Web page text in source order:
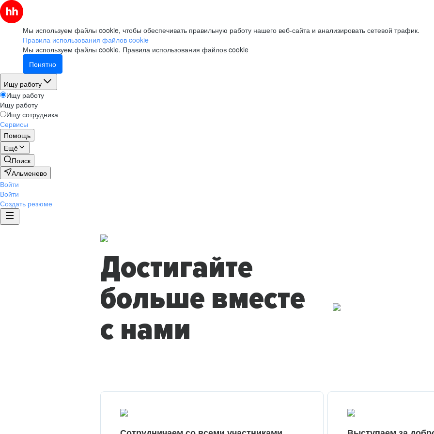
Мы используем файлы cookie, чтобы обеспечивать правильную работу нашего веб-сайта и анализировать сетевой трафик.
Правила использования файлов cookie
Мы используем файлы cookie. Правила использования файлов cookie
Понятно
Ищу работу
Ищу работу
Ищу работу
Ищу сотрудника
Сервисы
Помощь
Ещё
Поиск
Альменево
Войти
Войти
Создать резюме
Достигайте
больше вместе
с нами